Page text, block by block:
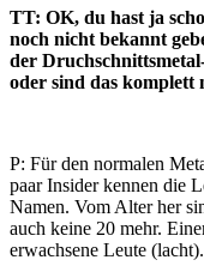
TT: OK, du hast ja
noch nicht bekannt
der
oder sind das komplett
P: Für den normalen
paar Insider kennen die
Namen. Vom Alter her
auch keine 20 mehr.
erwachsene Leute (lacht).